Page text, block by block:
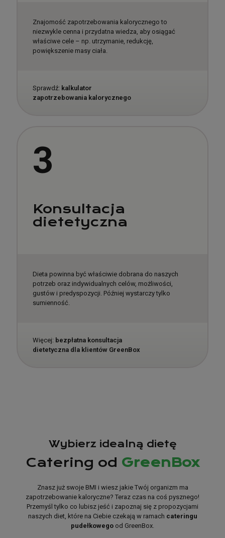
Znajomość zapotrzebowania kalorycznego to
niezwykle cenna i przydatna wiedza, aby osiągać
właściwe cele – np. utrzymanie, redukcję,
powiększenie masy ciała.
Sprawdź: kalkulator
zapotrzebowania kalorycznego
3
Konsultacja
dietetyczna
Dieta powinna być właściwie dobrana do naszych
potrzeb oraz indywidualnych celów, możliwości,
gustów i predyspozycji. Później wystarczy tylko
sumienność.
Więcej: bezpłatna konsultacja
dietetyczna dla klientów GreenBox
Wybierz idealną dietę
Catering od GreenBox
Znasz już swoje BMI i wiesz jakie Twój organizm ma
zapotrzebowanie kaloryczne? Teraz czas na coś pysznego!
Przemyśl tylko co lubisz jeść i zapoznaj się z propozycjami
naszych diet, które na Ciebie czekają w ramach cateringu
pudełkowego od GreenBox.